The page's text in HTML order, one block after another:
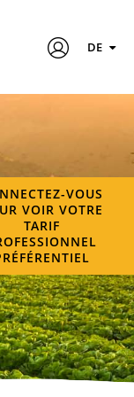
DE
VOUS
VOIR VOTRE
TARIF